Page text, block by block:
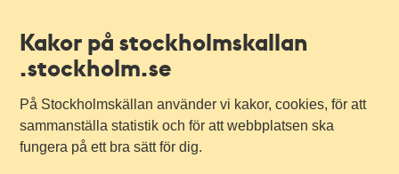
Kakor på stockholmskallan
.stockholm.se
På Stockholmskällan använder vi kakor, cookies, för att
sammanställa statistik och för att webbplatsen ska
fungera på ett bra sätt för dig.